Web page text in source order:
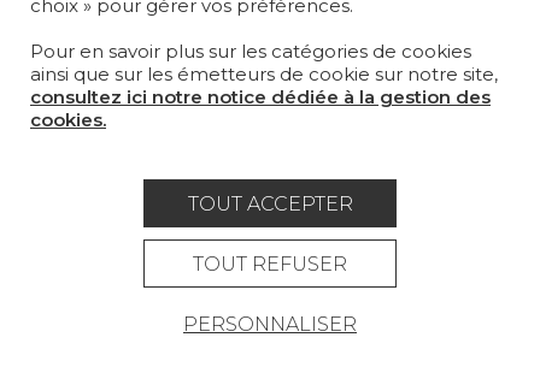
OÙ NOUS TROUVER ?
Mentions légales
données
Condtions générales de vente
choix » pour gérer vos préférences.
Pour en savoir plus sur les catégories de cookies
ainsi que sur les émetteurs de cookie sur notre site,
consultez ici notre notice dédiée à la gestion des
cookies.
TOUT ACCEPTER
TOUT REFUSER
PERSONNALISER